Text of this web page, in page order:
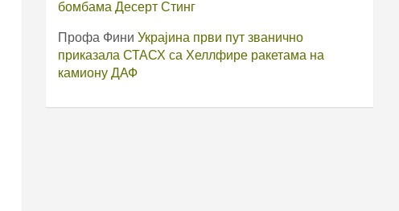
бомбама Десерт Стинг
Профа Фини Украјина први пут званично
приказала СТАСХ са Хеллфире ракетама на
камиону ДАФ